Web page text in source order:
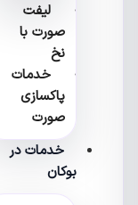
لیفت
صورت با
نخ
خدمات
پاکسازی
صورت
خدمات در
بوکان